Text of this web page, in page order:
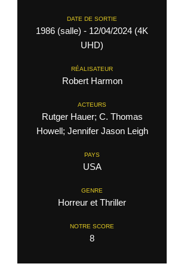
DATE DE SORTIE
1986 (salle) - 12/04/2024 (4K
UHD)
RÉALISATEUR
Robert Harmon
ACTEURS
Rutger Hauer; C. Thomas
Howell; Jennifer Jason Leigh
PAYS
USA
GENRE
Horreur et Thriller
NOTRE SCORE
8